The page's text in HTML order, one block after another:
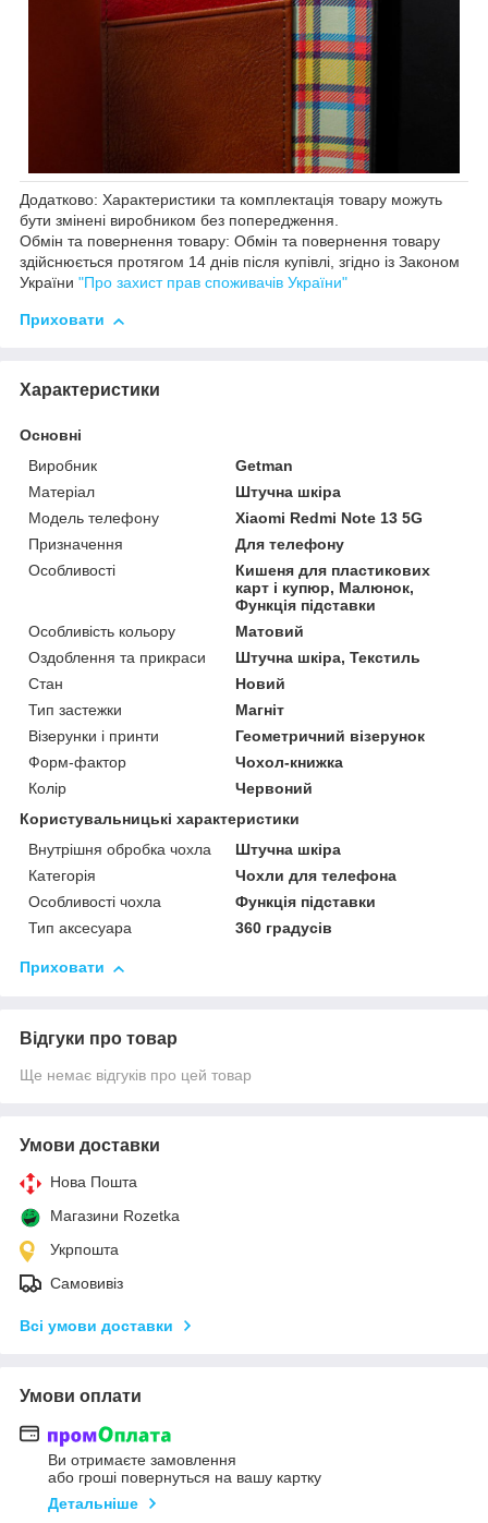
Додатково: Характеристики та комплектація товару можуть
бути змінені виробником без попередження.
Обмін та повернення товару: Обмін та повернення товару
здійснюється протягом 14 днів після купівлі, згідно із Законом
України "Про захист прав споживачів України"
Приховати
Характеристики
Основні
Виробник
Getman
Матеріал
Штучна шкіра
Модель телефону
Xiaomi Redmi Note 13 5G
Призначення
Для телефону
Особливості
Кишеня для пластикових
карт і купюр, Малюнок,
Функція підставки
Особливість кольору
Матовий
Оздоблення та прикраси
Штучна шкіра, Текстиль
Стан
Новий
Тип застежки
Магніт
Візерунки і принти
Геометричний візерунок
Форм-фактор
Чохол-книжка
Колір
Червоний
Користувальницькі характеристики
Внутрішня обробка чохла
Штучна шкіра
Категорія
Чохли для телефона
Особливості чохла
Функція підставки
Тип аксесуара
360 градусів
Приховати
Відгуки про товар
Ще немає відгуків про цей товар
Умови доставки
Нова Пошта
Магазини Rozetka
Укрпошта
Самовивіз
Всі умови доставки
Умови оплати
Ви отримаєте замовлення
або гроші повернуться на вашу картку
Детальніше